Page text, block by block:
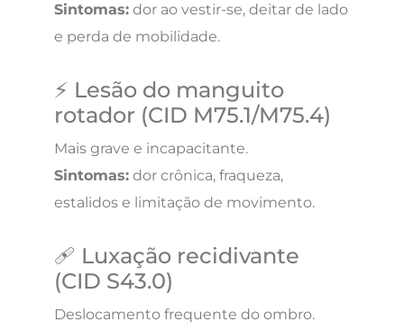
Sintomas: dor ao vestir-se, deitar de lado
e perda de mobilidade.
⚡ Lesão do manguito
rotador (CID M75.1/M75.4)
Mais grave e incapacitante.
Sintomas: dor crônica, fraqueza,
estalidos e limitação de movimento.
🩹 Luxação recidivante
(CID S43.0)
Deslocamento frequente do ombro.